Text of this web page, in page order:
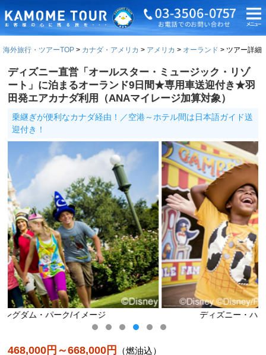
海外旅行・ツアーTOP カナダ・アメリカ アメリカ オーランド ツアー詳細
ディズニー直営「オールスター・ミュージック・リゾ
ート」に泊まるオーランド9日間★専用車送迎付き★羽
田発エアカナダ利用（ANAマイレージ加算対象）
乗継ぎが便利なカナダ経由！／空港～ホテル間は日本語ガイド送
迎付き！
ディズニー・ハリウッド・スタジオ/イメージ
468,000円～668,000円 （燃油込）